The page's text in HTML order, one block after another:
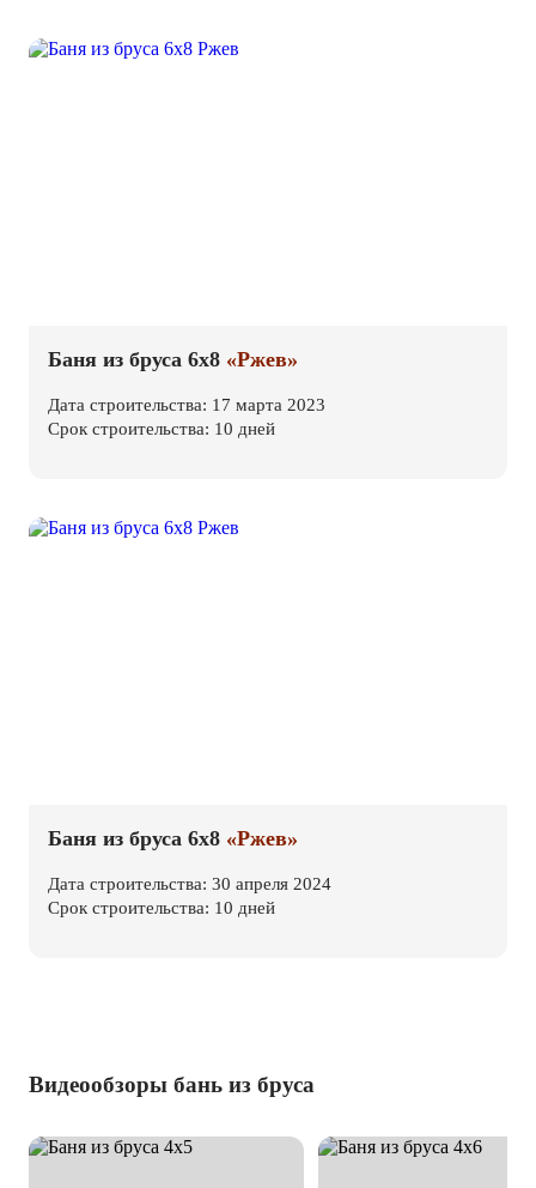
Баня из бруса 6х8 «Ржев»
Дата строительства: 17 марта 2023
Срок строительства: 10 дней
Баня из бруса 6х8 «Ржев»
Дата строительства: 30 апреля 2024
Срок строительства: 10 дней
Видеообзоры бань из бруса